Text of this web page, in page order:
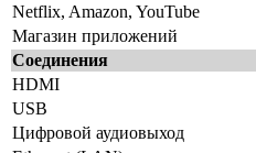
Netflix, Amazon, YouTube
Магазин приложений
Соединения
HDMI
USB
Цифровой аудиовыход